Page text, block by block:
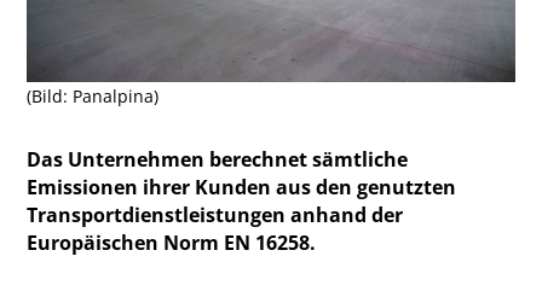
(Bild: Panalpina)
Das Unternehmen berechnet sämtliche
Emissionen ihrer Kunden aus den genutzten
Transportdienstleistungen anhand der
Europäischen Norm EN 16258.